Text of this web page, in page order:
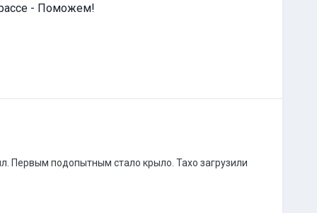
- Поможем!
Первым подопытным стало крыло. Тахо загрузили